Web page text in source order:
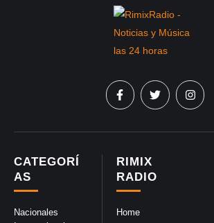
RIMIX
RADIO
Home
CATEGORÍ
AS
Nacionales